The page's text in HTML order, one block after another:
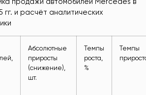
гг. и расчёт аналитических
Абсолютные
приросты
(снижение),
шт.
Темпы
роста,
%
Темпы